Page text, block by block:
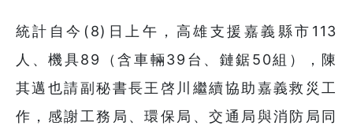
統計自今(8)日上午，高雄支援嘉義縣市113
人、機具89（含車輛39台、鏈鋸50組），陳
其邁也請副秘書長王啓川繼續協助嘉義救災工
作，感謝工務局、環保局、交通局與消防局同